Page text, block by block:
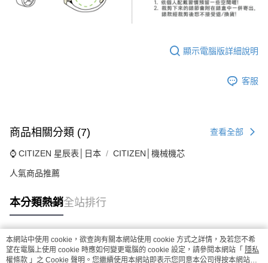
顯示電腦版詳細說明
客服
商品相關分類 (7) 查看全部
⌚ CITIZEN 星辰表│日本 CITIZEN│機械機芯
人氣商品推薦
本分類熱銷全站排行
熱門標籤
本網站中使用 cookie，欲查詢有關本網站使用 cookie 方式之詳情，及若您不希
望在電腦上使用 cookie 時應如何變更電腦的 cookie 設定，請參閱本網站「 隱私
權條款 」之 Cookie 聲明。您繼續使用本網站即表示您同意本公司得按本網站使